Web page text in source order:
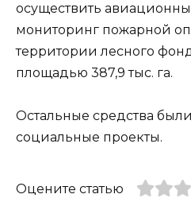
осуществить
мониторинг пожарной
территории лесного
площадью 387,9 тыс. га.
Остальные средства
социальные проекты.
Оцените статью